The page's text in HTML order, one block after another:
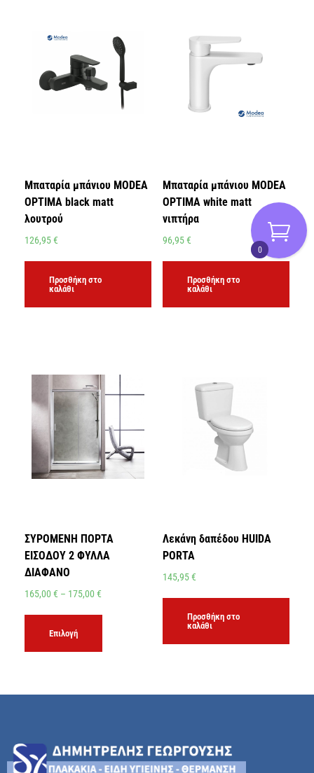
Μπαταρία μπάνιου MODEA
OPTIMA black matt
λουτρού
126,95€
Προσθήκη στο
καλάθι
Μπαταρία μπάνιου MODEA
OPTIMA white matt
νιπτήρα
96,95€
Προσθήκη στο
καλάθι
ΣΥΡΟΜΕΝΗ ΠΟΡΤΑ
ΕΙΣΟΔΟΥ 2 ΦΥΛΛΑ
ΔΙΑΦΑΝΟ
165,00 € – 175,00 €
Επιλογή
Λεκάνη δαπέδου HUIDA
PORTA
145,95€
Προσθήκη στο
καλάθι
0